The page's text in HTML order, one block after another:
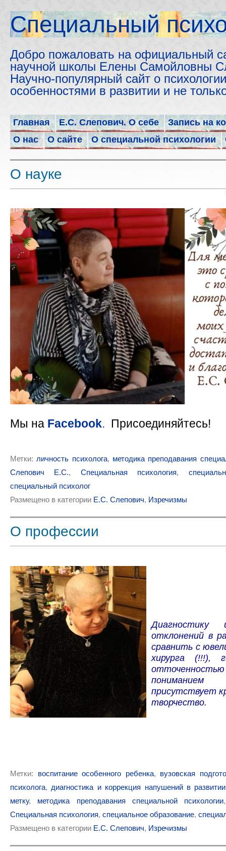
Cпециальный
Добро пожаловать на официальный
научной школы Елены Самойловны
Научно-популярный сайт о
особенностями в развитии и не
Главная Е.С. Слепович. О себе
Запись на
О нас
О сайте О специальной психологии
О науке
Мы на Facebook. Присоединяйтесь!
Метки: личность психолога, методика преподавания
Слепович Е.С., Специальная психология,
специальный психолог
Размещено в категории Е.С. Слепович, Изречизмы
О профессии
Диагностику
отклонений в
сравнить с
хирурга (!!!),
присутствует
творчество.
Метки: воспитание особенного ребенка, вузовская
психолога, диагностика и коррекция напушений в развитии
метку, методика преподавания специальной психологии
Специальная психология, специальное образование,
Размещено в категории Е.С. Слепович, Изречизмы